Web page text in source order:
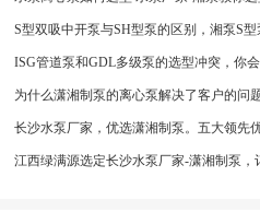
S型双吸中开泵与SH型泵的区别，湘泵S
ISG管道泵和GDL多级泵的选型冲突，你
为什么潇湘制泵的离心泵解决了客户的问
长沙水泵厂家，优选潇湘制泵。五大领先
江西绿满源选定长沙水泵厂家-潇湘制泵，